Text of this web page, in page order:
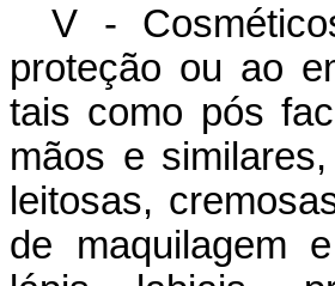
V -
proteção ou ao
tais como pós
mãos e
leitosas,
de maquilagem